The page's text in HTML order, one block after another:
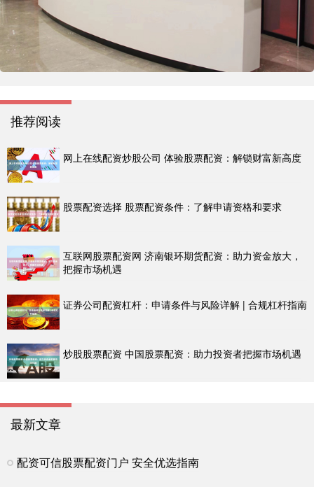
推荐阅读
网上在线配资炒股公司 体验股票配资：解锁财富新高度
股票配资选择 股票配资条件：了解申请资格和要求
互联网股票配资网 济南银环期货配资：助力资金放大，
把握市场机遇
证券公司配资杠杆：申请条件与风险详解 | 合规杠杆指南
炒股股票配资 中国股票配资：助力投资者把握市场机遇
最新文章
配资可信股票配资门户 安全优选指南